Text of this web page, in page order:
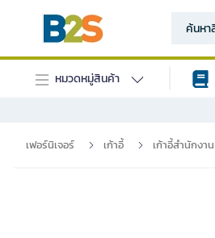
หมวดหมู่สินค้า
เฟอร์นิเจอร์ เก้าอี้ เก้าอี้สำนักงาน